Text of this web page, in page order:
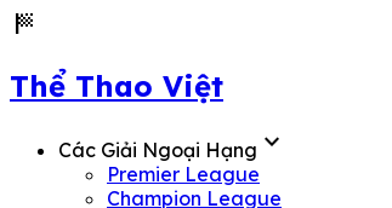
sports_score
Thể Thao Việt
Các Giải Ngoại Hạng expand_more
Premier League
Champion League